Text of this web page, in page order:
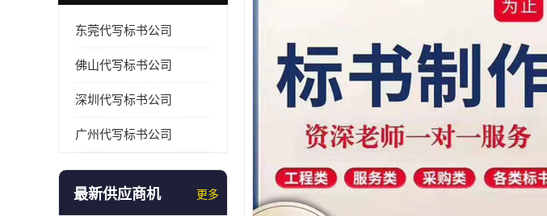
东莞代写标书公司
佛山代写标书公司
深圳代写标书公司
广州代写标书公司
最新供应商机 更多